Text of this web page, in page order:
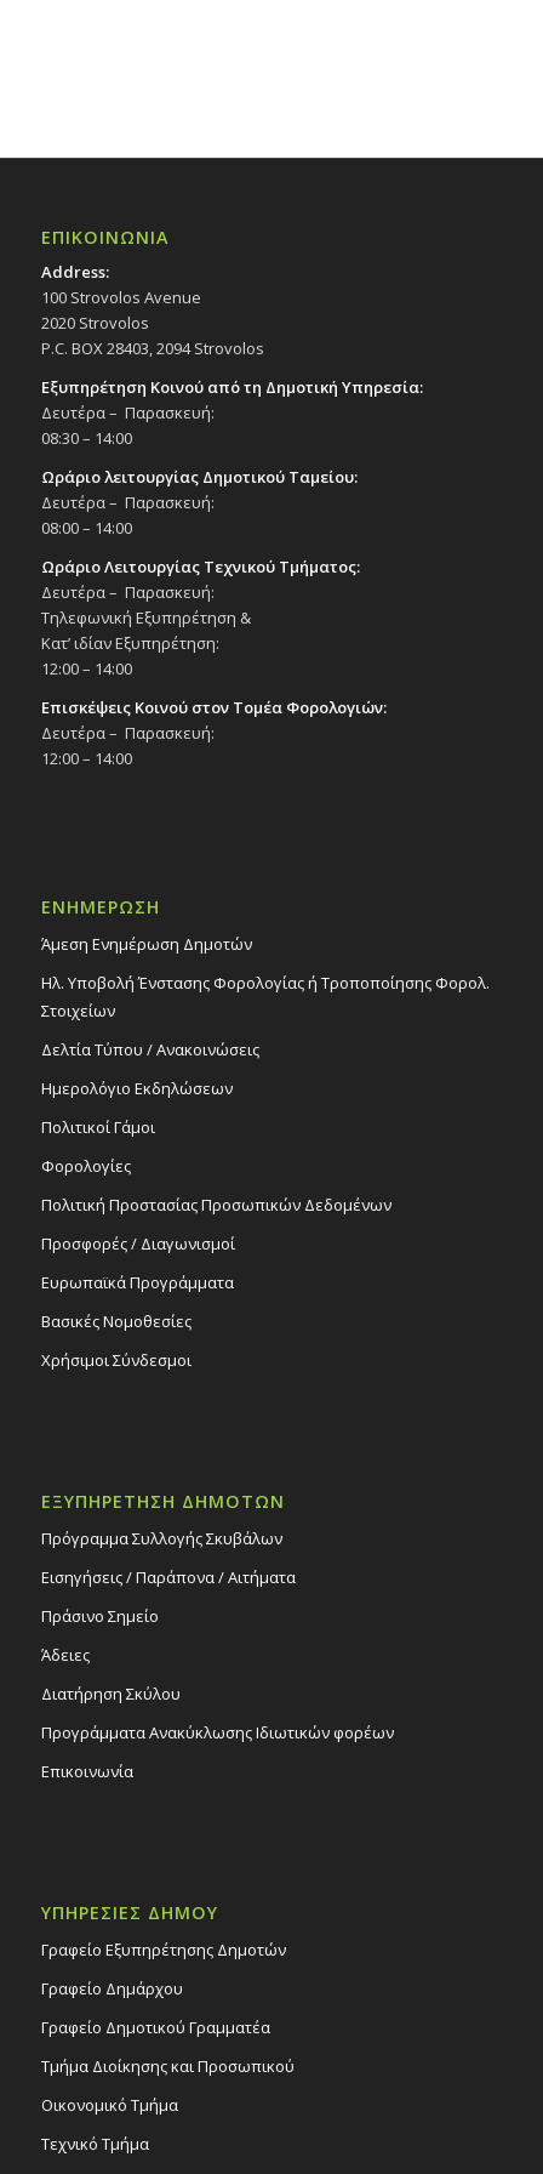
ΕΠΙΚΟΙΝΩΝΙΑ
Address:
100 Strovolos Avenue
2020 Strovolos
P.C. BOX 28403, 2094 Strovolos
Εξυπηρέτηση Κοινού από τη Δημοτική Υπηρεσία:
Δευτέρα – Παρασκευή:
08:30 – 14:00
Ωράριο λειτουργίας Δημοτικού Ταμείου:
Δευτέρα – Παρασκευή:
08:00 – 14:00
Ωράριο Λειτουργίας Τεχνικού Τμήματος:
Δευτέρα – Παρασκευή:
Τηλεφωνική Εξυπηρέτηση &
Κατ’ ιδίαν Εξυπηρέτηση:
12:00 – 14:00
Επισκέψεις Κοινού στον Τομέα Φορολογιών:
Δευτέρα – Παρασκευή:
12:00 – 14:00
ΕΝΗΜΕΡΩΣΗ
Άμεση Ενημέρωση Δημοτών
Ηλ. Υποβολή Ένστασης Φορολογίας ή Τροποποίησης Φορολ.
Στοιχείων
Δελτία Τύπου / Ανακοινώσεις
Ημερολόγιο Εκδηλώσεων
Πολιτικοί Γάμοι
Φορολογίες
Πολιτική Προστασίας Προσωπικών Δεδομένων
Προσφορές / Διαγωνισμοί
Ευρωπαϊκά Προγράμματα
Βασικές Νομοθεσίες
Χρήσιμοι Σύνδεσμοι
ΕΞΥΠΗΡΕΤΗΣΗ ΔΗΜΟΤΩΝ
Πρόγραμμα Συλλογής Σκυβάλων
Εισηγήσεις / Παράπονα / Αιτήματα
Πράσινο Σημείο
Άδειες
Διατήρηση Σκύλου
Προγράμματα Ανακύκλωσης Ιδιωτικών φορέων
Επικοινωνία
ΥΠΗΡΕΣΙΕΣ ΔΗΜΟΥ
Γραφείο Εξυπηρέτησης Δημοτών
Γραφείο Δημάρχου
Γραφείο Δημοτικού Γραμματέα
Τμήμα Διοίκησης και Προσωπικού
Οικονομικό Τμήμα
Τεχνικό Τμήμα